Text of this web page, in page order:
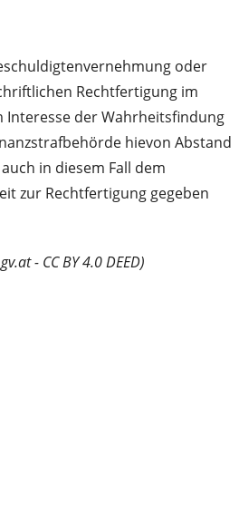
oder
Rechtfertigung im
Interesse der Wahrheitsfindung
hievon Abstand
in diesem Fall dem
zur Rechtfertigung gegeben
- CC BY 4.0 DEED)